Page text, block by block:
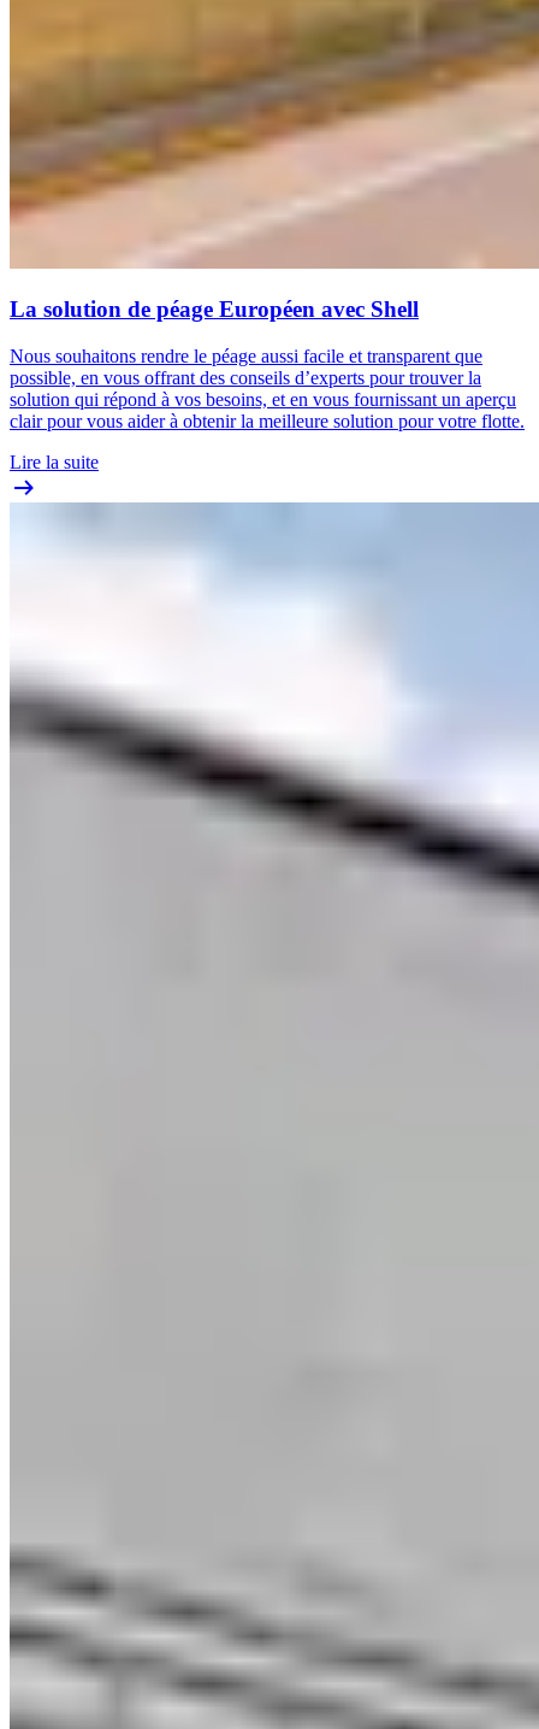
La solution de péage Européen avec Shell
Nous souhaitons rendre le péage aussi facile et transparent que
possible, en vous offrant des conseils d’experts pour trouver la
solution qui répond à vos besoins, et en vous fournissant un aperçu
clair pour vous aider à obtenir la meilleure solution pour votre flotte.
Lire la suite